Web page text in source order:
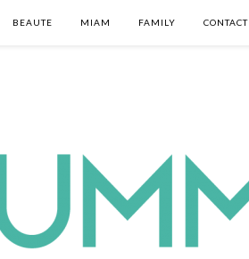
BEAUTE MIAM FAMILY CONTACT